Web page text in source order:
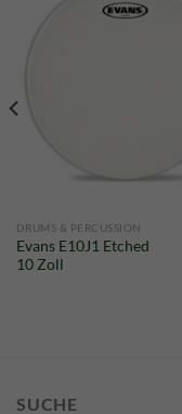
DRUMS & PERCUSSION
Evans E10J1 Etched
10 Zoll
SUCHE